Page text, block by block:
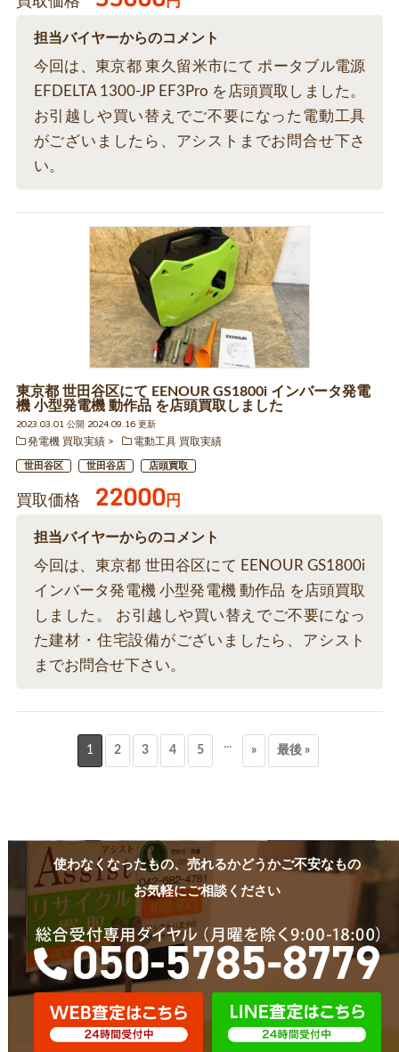
担当バイヤーからのコメント
今回は、東京都 東久留米市にて ポータブル電源
EFDELTA 1300-JP EF3Pro を店頭買取しました。
お引越しや買い替えでご不要になった電動工具
がございましたら、アシストまでお問合せ下さ
い。
東京都 世田谷区にて EENOUR GS1800i インバータ発電
機 小型発電機 動作品 を店頭買取しました
2023.03.01 公開 2024.09.16 更新
発電機 買取実績
電動工具 買取実績
世田谷区 世田谷店 店頭買取
買取価格 22000円
担当バイヤーからのコメント
今回は、東京都 世田谷区にて EENOUR GS1800i
インバータ発電機 小型発電機 動作品 を店頭買取
しました。 お引越しや買い替えでご不要になっ
た建材・住宅設備がございましたら、アシスト
までお問合せ下さい。
1 2 3 4 5 ... » 最後 »
使わなくなったもの、売れるかどうかご不安なもの
お気軽にご相談ください